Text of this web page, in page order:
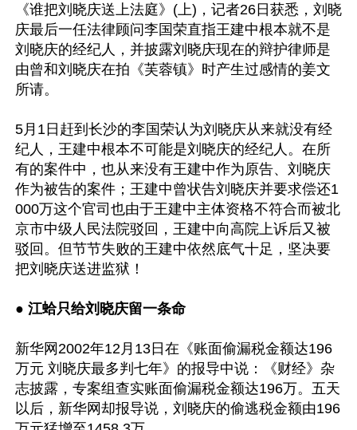
《谁把刘晓庆送上法庭》(上)，记者26日获悉，刘晓
庆最后一任法律顾问李国荣直指王建中根本就不是
刘晓庆的经纪人，并披露刘晓庆现在的辩护律师是
由曾和刘晓庆在拍《芙蓉镇》时产生过感情的姜文
所请。
5月1日赶到长沙的李国荣认为刘晓庆从来就没有经
纪人，王建中根本不可能是刘晓庆的经纪人。在所
有的案件中，也从来没有王建中作为原告、刘晓庆
作为被告的案件；王建中曾状告刘晓庆并要求偿还1
000万这个官司也由于王建中主体资格不符合而被北
京市中级人民法院驳回，王建中向高院上诉后又被
驳回。但节节失败的王建中依然底气十足，坚决要
把刘晓庆送进监狱！
● 江蛤只给刘晓庆留一条命
新华网2002年12月13日在《账面偷漏税金额达196
万元 刘晓庆最多判七年》的报导中说：《财经》杂
志披露，专案组查实账面偷漏税金额达196万。五天
以后，新华网却报导说，刘晓庆的偷逃税金额由196